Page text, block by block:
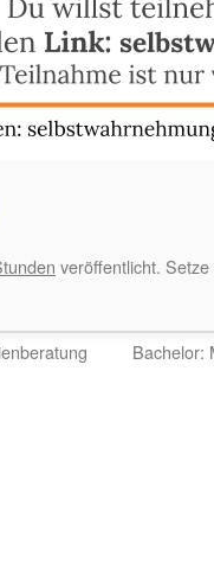
veröffentlicht.
Bachelor: